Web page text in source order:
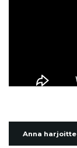
Anna